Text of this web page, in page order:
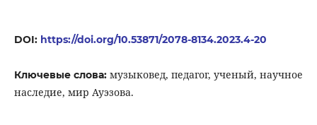
DOI: https://doi.org/10.53871/2078-8134.2023.4-20
Ключевые слова: музыковед, педагог, ученый, научное
наследие, мир Ауэзова.